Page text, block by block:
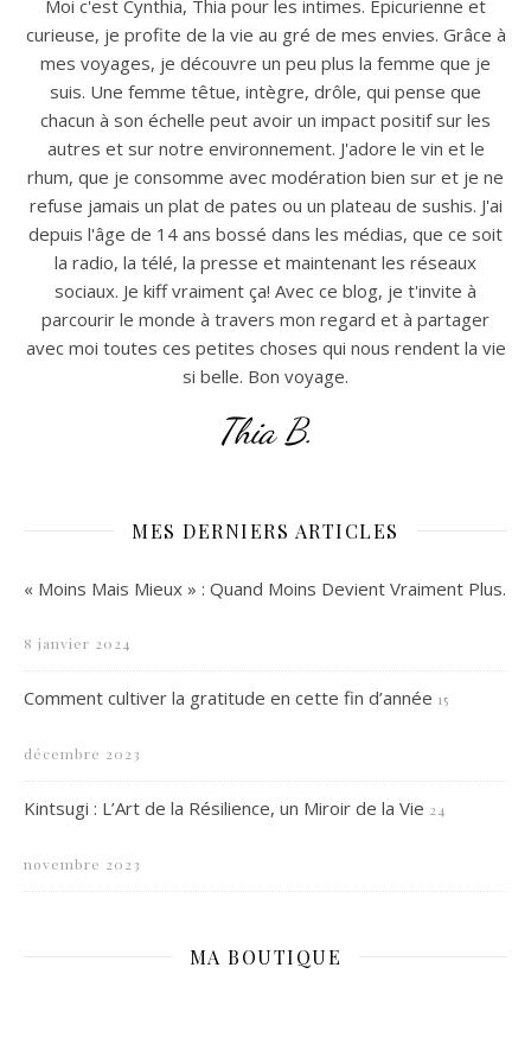
Moi c'est Cynthia, Thia pour les intimes. Epicurienne et
curieuse, je profite de la vie au gré de mes envies. Grâce à
mes voyages, je découvre un peu plus la femme que je
suis. Une femme têtue, intègre, drôle, qui pense que
chacun à son échelle peut avoir un impact positif sur les
autres et sur notre environnement. J'adore le vin et le
rhum, que je consomme avec modération bien sur et je ne
refuse jamais un plat de pates ou un plateau de sushis. J'ai
depuis l'âge de 14 ans bossé dans les médias, que ce soit
la radio, la télé, la presse et maintenant les réseaux
sociaux. Je kiff vraiment ça! Avec ce blog, je t'invite à
parcourir le monde à travers mon regard et à partager
avec moi toutes ces petites choses qui nous rendent la vie
si belle. Bon voyage.
Thia B.
MES DERNIERS ARTICLES
« Moins Mais Mieux » : Quand Moins Devient Vraiment Plus.
8 janvier 2024
Comment cultiver la gratitude en cette fin d’année 15
décembre 2023
Kintsugi : L’Art de la Résilience, un Miroir de la Vie 24
novembre 2023
MA BOUTIQUE